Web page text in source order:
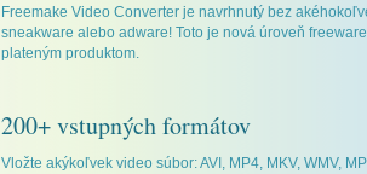
Freemake Video Converter je navrhnutý bez
sneakware alebo adware! Toto je nová úroveň
plateným produktom.
200+ vstupných formátov
Vložte akýkoľvek video súbor: AVI, MP4, MKV, WMV,